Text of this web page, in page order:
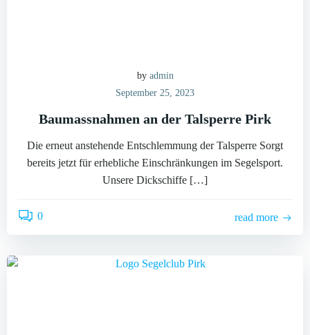
by admin
September 25, 2023
Baumassnahmen an der Talsperre Pirk
Die erneut anstehende Entschlemmung der Talsperre Sorgt
bereits jetzt für erhebliche Einschränkungen im Segelsport.
Unsere Dickschiffe […]
0 read more